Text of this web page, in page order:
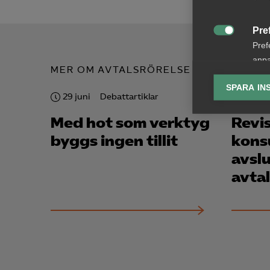

SPARA
MER OM AVTALSRÖRELSE
29 juni Debattartiklar
Med hot som verktyg
byggs ingen tillit